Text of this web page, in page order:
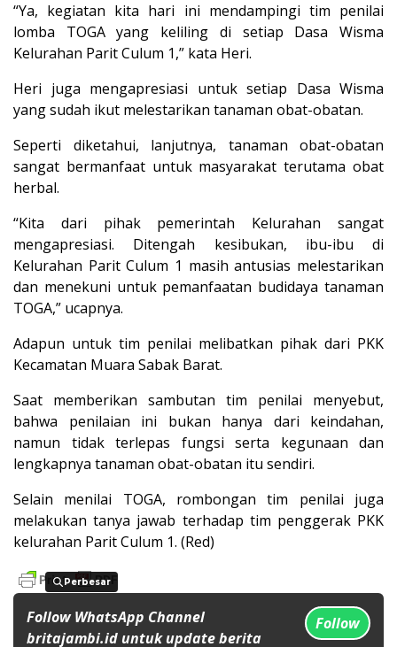
“Ya, kegiatan kita hari ini mendampingi tim penilai
lomba TOGA yang keliling di setiap Dasa Wisma
Kelurahan Parit Culum 1,” kata Heri.
Heri juga mengapresiasi untuk setiap Dasa Wisma
yang sudah ikut melestarikan tanaman obat-obatan.
Seperti diketahui, lanjutnya, tanaman obat-obatan
sangat bermanfaat untuk masyarakat terutama obat
herbal.
“Kita dari pihak pemerintah Kelurahan sangat
mengapresiasi. Ditengah kesibukan, ibu-ibu di
Kelurahan Parit Culum 1 masih antusias melestarikan
dan menekuni untuk pemanfaatan budidaya tanaman
TOGA,” ucapnya.
Adapun untuk tim penilai melibatkan pihak dari PKK
Kecamatan Muara Sabak Barat.
Saat memberikan sambutan tim penilai menyebut,
bahwa penilaian ini bukan hanya dari keindahan,
namun tidak terlepas fungsi serta kegunaan dan
lengkapnya tanaman obat-obatan itu sendiri.
Selain menilai TOGA, rombongan tim penilai juga
melakukan tanya jawab terhadap tim penggerak PKK
kelurahan Parit Culum 1. (Red)
Perbesar
Perbesar
Follow WhatsApp Channel
britajambi.id untuk update berita
Follow